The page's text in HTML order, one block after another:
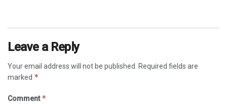
Leave a Reply
Your email address will not be published. Required fields are
marked *
Comment*